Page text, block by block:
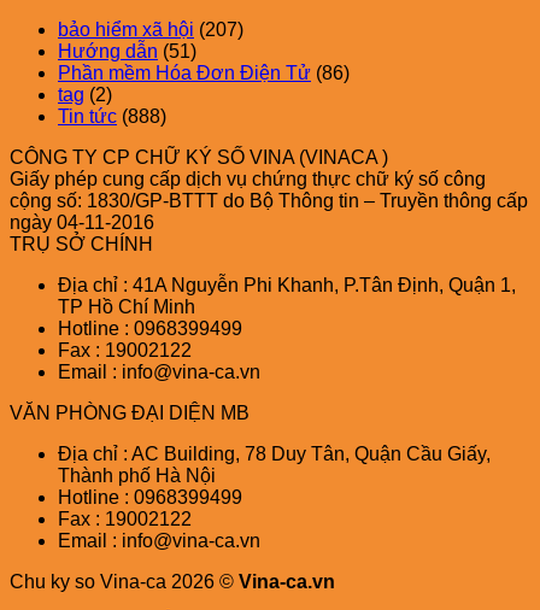
bảo hiểm xã hội (207)
Hướng dẫn (51)
Phần mềm Hóa Đơn Điện Tử (86)
tag (2)
Tin tức (888)
CÔNG TY CP CHỮ KÝ SỐ VINA (VINACA )
Giấy phép cung cấp dịch vụ chứng thực chữ ký số công
cộng số: 1830/GP-BTTT do Bộ Thông tin – Truyền thông cấp
ngày 04-11-2016
TRỤ SỞ CHÍNH
Địa chỉ : 41A Nguyễn Phi Khanh, P.Tân Định, Quận 1,
TP Hồ Chí Minh
Hotline : 0968399499
Fax : 19002122
Email : info@vina-ca.vn
VĂN PHÒNG ĐẠI DIỆN MB
Địa chỉ : AC Building, 78 Duy Tân, Quận Cầu Giấy,
Thành phố Hà Nội
Hotline : 0968399499
Fax : 19002122
Email : info@vina-ca.vn
Chu ky so Vina-ca 2026 © Vina-ca.vn